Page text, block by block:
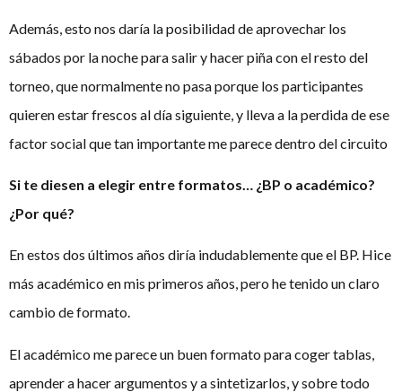
Además, esto nos daría la posibilidad de aprovechar los
sábados por la noche para salir y hacer piña con el resto del
torneo, que normalmente no pasa porque los participantes
quieren estar frescos al día siguiente, y lleva a la perdida de ese
factor social que tan importante me parece dentro del circuito
Si te diesen a elegir entre formatos… ¿BP o académico?
¿Por qué?
En estos dos últimos años diría indudablemente que el BP. Hice
más académico en mis primeros años, pero he tenido un claro
cambio de formato.
El académico me parece un buen formato para coger tablas,
aprender a hacer argumentos y a sintetizarlos, y sobre todo